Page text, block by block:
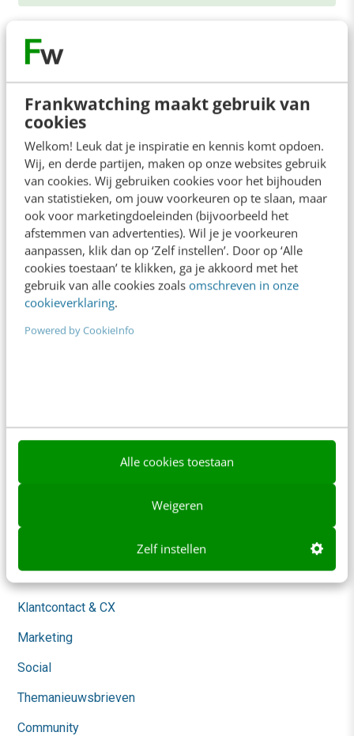
Frankwatching maakt gebruik van
cookies
Welkom! Leuk dat je inspiratie en kennis komt opdoen.
Wij, en derde partijen, maken op onze websites gebruik
van cookies. Wij gebruiken cookies voor het bijhouden
van statistieken, om jouw voorkeuren op te slaan, maar
ook voor marketingdoeleinden (bijvoorbeeld het
afstemmen van advertenties). Wil je je voorkeuren
aanpassen, klik dan op ‘Zelf instellen’. Door op ‘Alle
cookies toestaan’ te klikken, ga je akkoord met het
gebruik van alle cookies zoals omschreven in onze
cookieverklaring.
Powered by CookieInfo
Alle cookies toestaan
Weigeren
Zelf instellen
Contact Redactie
redactie@frankwatching.com
+31 30 200 1045
Tarieven
Meer contactopties
Frankwatching
Adverteren
Contact
Werken bij
Whitepapers
Klantcontact & CX
Marketing
Social
Themanieuwsbrieven
Community